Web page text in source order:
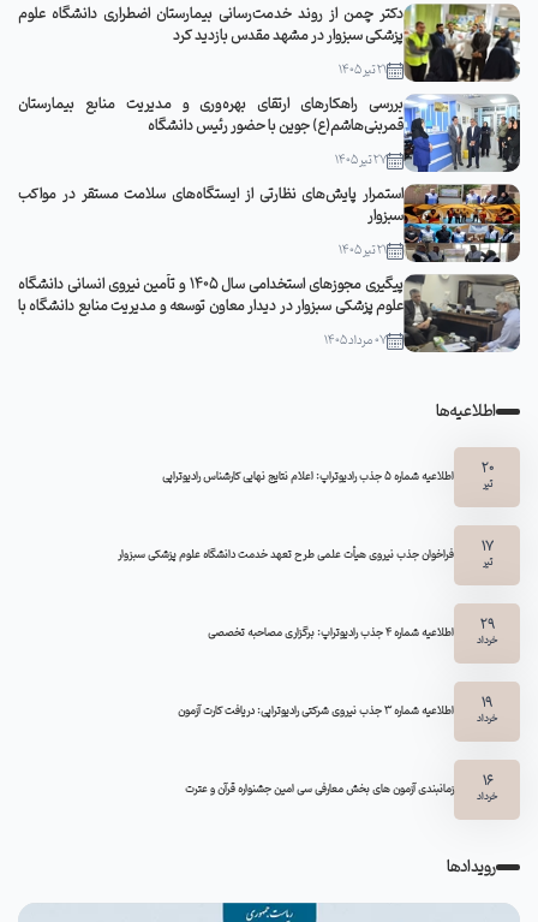
دکتر چمن از روند خدمت‌رسانی بیمارستان اضطراری دانشگاه علوم
پزشکی سبزوار در مشهد مقدس بازدید کرد
21 تیر 1405
بررسی راهکارهای ارتقای بهره‌وری و مدیریت منابع بیمارستان
قمربنی‌هاشم(ع) جوین با حضور رئیس دانشگاه
27 تیر 1405
استمرار پایش‌های نظارتی از ایستگاه‌های سلامت مستقر در مواکب
سبزوار
21 تیر 1405
پیگیری مجوزهای استخدامی سال ۱۴۰۵ و تأمین نیروی انسانی دانشگاه
علوم پزشکی سبزوار در دیدار معاون توسعه و مدیریت منابع دانشگاه با
مدیرکل منابع انسانی وزارت بهداشت
07 مرداد 1405
اطلاعیه‌ها
20
تیر اطلاعیه شماره 5 جذب رادیوتراپ: اعلام نتایج نهایی کارشناس رادیوتراپی
17
تیر فراخوان جذب نیروی هیأت علمی طرح تعهد خدمت دانشگاه علوم پزشکی سبزوار
29
خرداد اطلاعیه شماره ۴ جذب رادیوتراپ: برگزاری مصاحبه تخصصی
19
خرداد اطلاعیه شماره 3 جذب نیروی شرکتی رادیوتراپی: دریافت کارت آزمون
16
خرداد زمانبندی آزمون های بخش معارفی سی امین جشنواره قرآن و عترت
رویدادها